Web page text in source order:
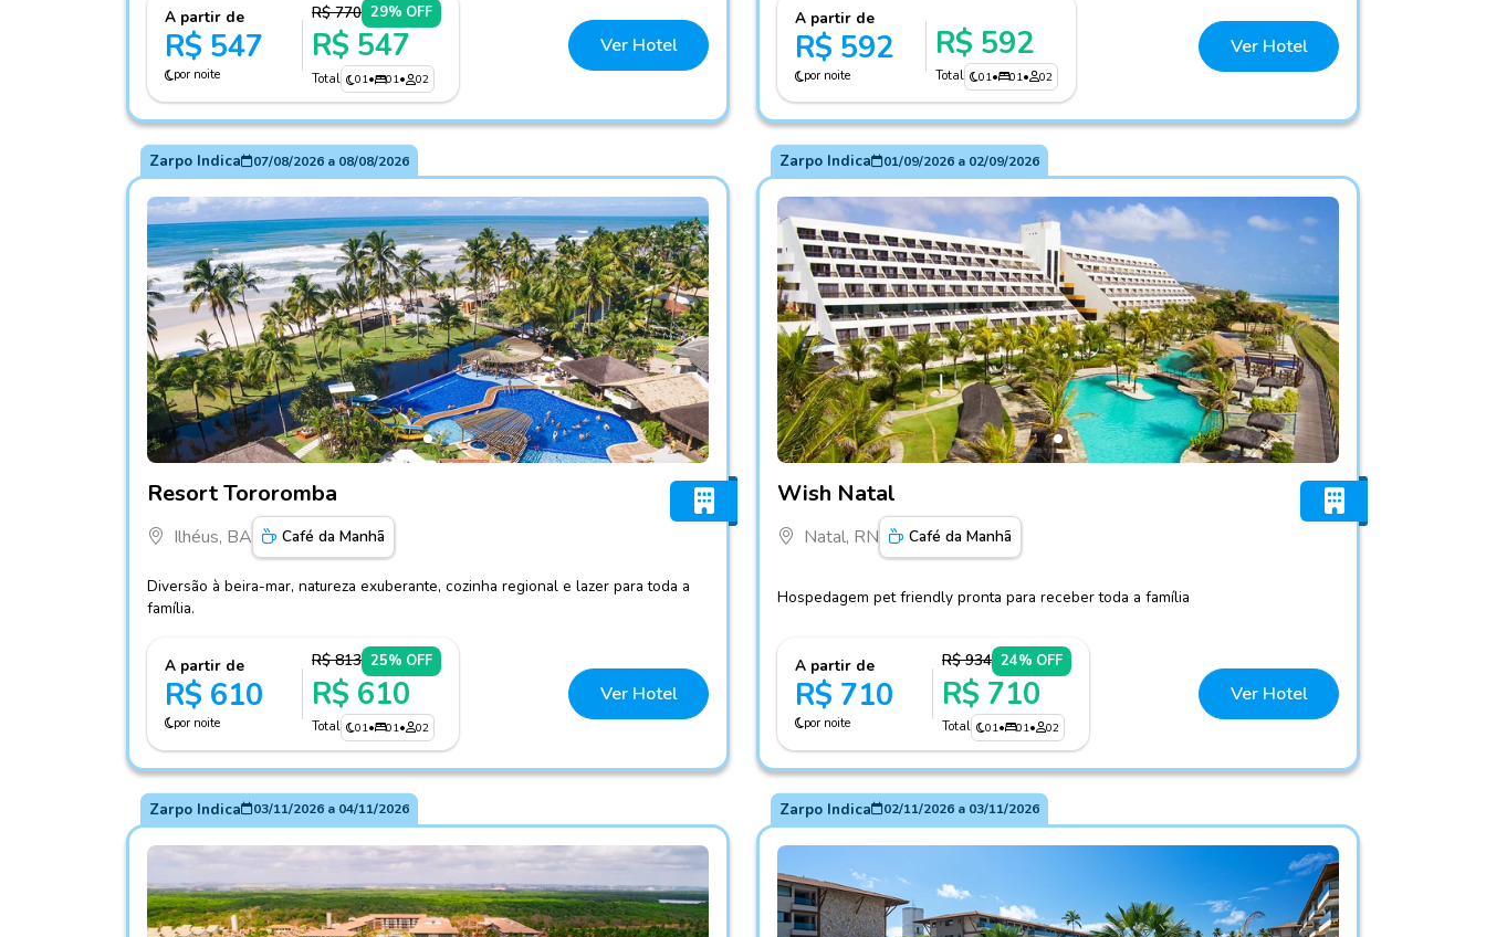
A partir de
R$ 547
por noite
R$ 770 29% OFF
R$ 547
Total 01• 01• 02
Ver Hotel
A partir de
R$ 592
por noite
R$ 592
Total 01• 01• 02
Ver Hotel
Zarpo Indica 07/08/2026a 08/08/2026
Resort Tororomba
Ilhéus, BA Café da Manhã
Diversão à beira-mar, natureza exuberante, cozinha regional e lazer para toda a
família.
A partir de
R$ 610
por noite
R$ 813 25% OFF
R$ 610
Total 01• 01• 02
Ver Hotel
Zarpo Indica 01/09/2026a 02/09/2026
Wish Natal
Natal, RN Café da Manhã
Hospedagem pet friendly pronta para receber toda a família
A partir de
R$ 710
por noite
R$ 934 24% OFF
R$ 710
Total 01• 01• 02
Ver Hotel
Zarpo Indica 03/11/2026a 04/11/2026 Zarpo Indica 02/11/2026a 03/11/2026